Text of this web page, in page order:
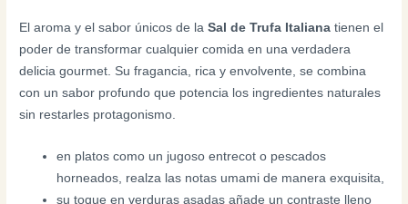
El aroma y el sabor únicos de laSal de Trufa Italiana tienen el
poder de transformar cualquier comida en una verdadera
delicia gourmet. Su fragancia, rica y envolvente, se combina
con un sabor profundo que potencia los ingredientes naturales
sin restarles protagonismo.
en platos como un jugoso entrecot o pescados
horneados, realza las notas umami de manera exquisita,
su toque en verduras asadas añade un contraste lleno